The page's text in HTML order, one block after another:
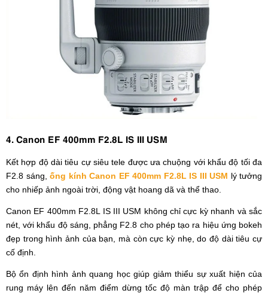
4. Canon EF 400mm F2.8L IS III USM
Kết hợp độ dài tiêu cự siêu tele được ưa chuộng với khẩu độ tối đa
F2.8 sáng, ống kính Canon EF 400mm F2.8L IS III USM lý tưởng
cho nhiếp ảnh ngoài trời, động vật hoang dã và thể thao.
Canon EF 400mm F2.8L IS III USM không chỉ cực kỳ nhanh và sắc
nét, với khẩu độ sáng, phẳng F2.8 cho phép tạo ra hiệu ứng bokeh
đẹp trong hình ảnh của bạn, mà còn cực kỳ nhẹ, do độ dài tiêu cự
cố định.
Bộ ổn định hình ảnh quang học giúp giảm thiểu sự xuất hiện của
rung máy lên đến năm điểm dừng tốc độ màn trập để cho phép